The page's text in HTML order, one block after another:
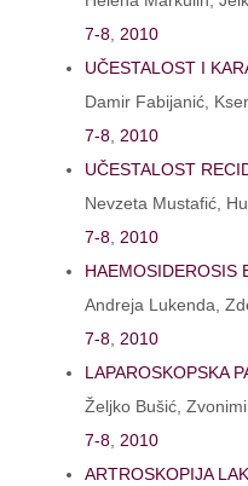
7-8, 2010
UČESTALOST I
Damir Fabijanić,
7-8, 2010
UČESTALOST
Nevzeta Mustafić,
7-8, 2010
HAEMOSIDEROSIS
Andreja Lukenda,
7-8, 2010
LAPAROSKOPSKA
Željko Bušić,
7-8, 2010
ARTROSKOPIJA